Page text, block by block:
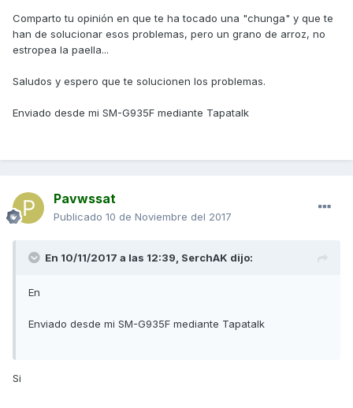
Comparto tu opinión en que te ha tocado una "chunga" y que te
han de solucionar esos problemas, pero un grano de arroz, no
estropea la paella...
Saludos y espero que te solucionen los problemas.
Enviado desde mi SM-G935F mediante Tapatalk
Pavwssat
Publicado 10 de Noviembre del 2017
En 10/11/2017 a las 12:39, SerchAK dijo:
En
Enviado desde mi SM-G935F mediante Tapatalk
Si